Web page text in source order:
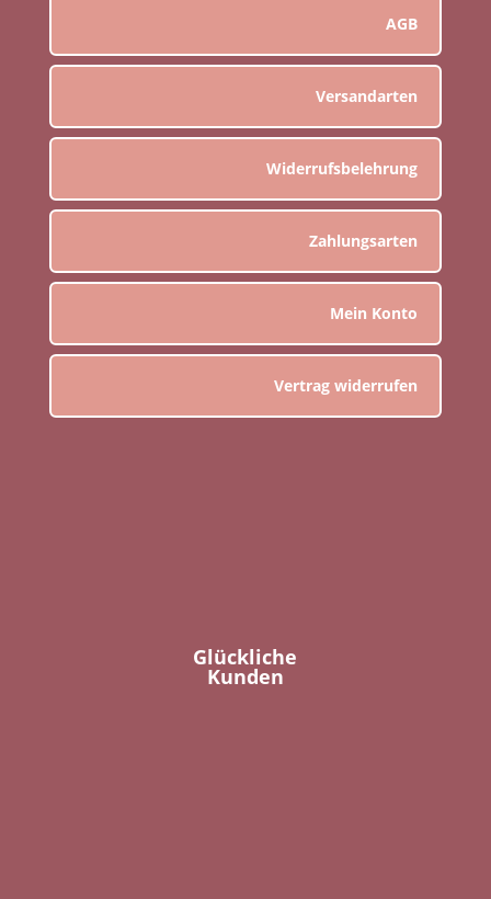
AGB
Versandarten
Widerrufsbelehrung
Zahlungsarten
Mein Konto
Vertrag widerrufen
Glückliche
Kunden